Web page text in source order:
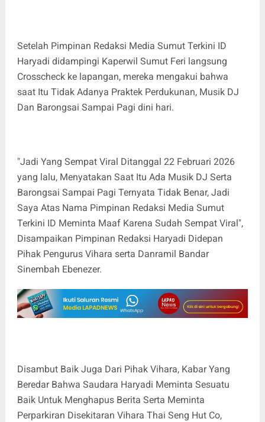
Setelah Pimpinan Redaksi Media Sumut Terkini ID
Haryadi didampingi Kaperwil Sumut Feri langsung
Crosscheck ke lapangan, mereka mengakui bahwa
saat Itu Tidak Adanya Praktek Perdukunan, Musik DJ
Dan Barongsai Sampai Pagi dini hari.
"Jadi Yang Sempat Viral Ditanggal 22 Februari 2026
yang lalu, Menyatakan Saat Itu Ada Musik DJ Serta
Barongsai Sampai Pagi Ternyata Tidak Benar, Jadi
Saya Atas Nama Pimpinan Redaksi Media Sumut
Terkini ID Meminta Maaf Karena Sudah Sempat Viral",
Disampaikan Pimpinan Redaksi Haryadi Didepan
Pihak Pengurus Vihara serta Danramil Bandar
Sinembah Ebenezer.
Disambut Baik Juga Dari Pihak Vihara, Kabar Yang
Beredar Bahwa Saudara Haryadi Meminta Sesuatu
Baik Untuk Menghapus Berita Serta Meminta
Perparkiran Disekitaran Vihara Thai Seng Hut Co,